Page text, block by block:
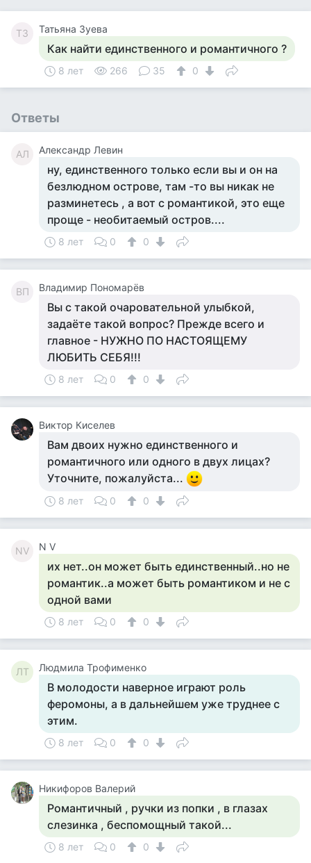
ТЗ Татьяна Зуева
Как найти единственного и романтичного ?
8 лет 266 35 0
Ответы
АЛ Александр Левин
ну, единственного только если вы и он на
безлюдном острове, там -то вы никак не
разминетесь , а вот с романтикой, это еще
проще - необитаемый остров....
8 лет 0 0
ВП Владимир Пономарёв
Вы с такой очаровательной улыбкой,
задаёте такой вопрос? Прежде всего и
главное - НУЖНО ПО НАСТОЯЩЕМУ
ЛЮБИТЬ СЕБЯ!!!
8 лет 0 0
Виктор Киселев
Вам двоих нужно единственного и
романтичного или одного в двух лицах?
Уточните, пожалуйста...
8 лет 0 0
NV N V
их нет..он может быть единственный..но не
романтик..а может быть романтиком и не с
одной вами
8 лет 0 0
ЛТ Людмила Трофименко
В молодости наверное играют роль
феромоны, а в дальнейшем уже труднее с
этим.
8 лет 0 0
Никифоров Валерий
Романтичный , ручки из попки , в глазах
слезинка , беспомощный такой...
8 лет 0 0